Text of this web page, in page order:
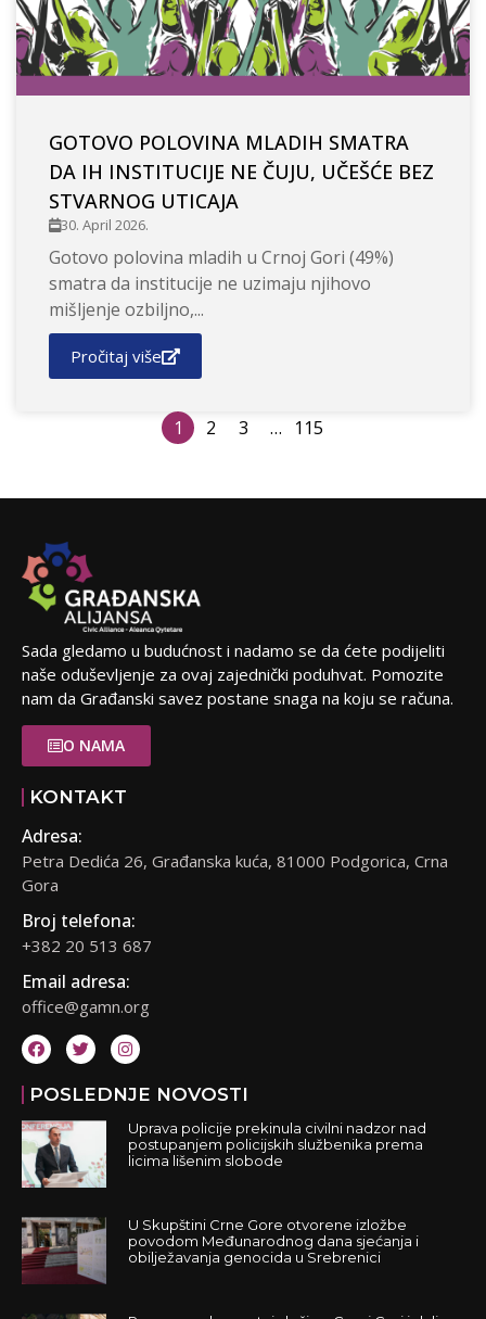
GOTOVO POLOVINA MLADIH SMATRA
DA IH INSTITUCIJE NE ČUJU, UČEŠĆE BEZ
STVARNOG UTICAJA
30. April 2026.
Gotovo polovina mladih u Crnoj Gori (49%)
smatra da institucije ne uzimaju njihovo
mišljenje ozbiljno,...
Pročitaj više
1 2 3 … 115
Sada gledamo u budućnost i nadamo se da ćete podijeliti
naše oduševljenje za ovaj zajednički poduhvat. Pomozite
nam da Građanski savez postane snaga na koju se računa.
O NAMA
KONTAKT
Adresa:
Petra Dedića 26, Građanska kuća, 81000 Podgorica, Crna
Gora
Broj telefona:
+382 20 513 687
Email adresa:
office@gamn.org
POSLEDNJE NOVOSTI
Uprava policije prekinula civilni nadzor nad
postupanjem policijskih službenika prema
licima lišenim slobode
U Skupštini Crne Gore otvorene izložbe
povodom Međunarodnog dana sjećanja i
obilježavanja genocida u Srebrenici